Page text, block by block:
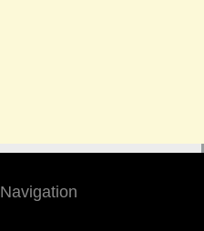
Navigation